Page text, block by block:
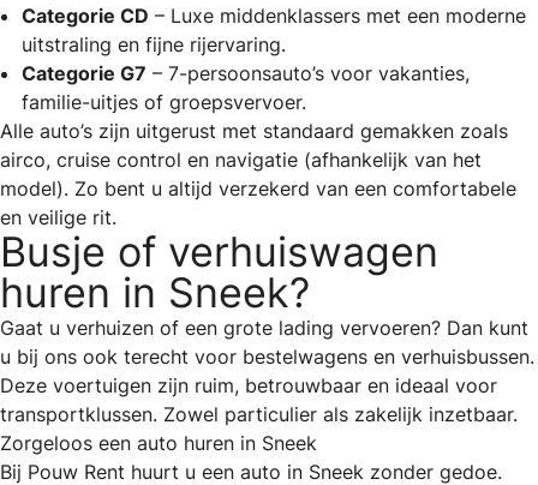
Categorie CD – Luxe middenklassers met een moderne
uitstraling en fijne rijervaring.
Categorie G7 – 7-persoonsauto’s voor vakanties,
familie-uitjes of groepsvervoer.
Alle auto’s zijn uitgerust met standaard gemakken zoals
airco, cruise control en navigatie (afhankelijk van het
model). Zo bent u altijd verzekerd van een comfortabele
en veilige rit.
Busje of verhuiswagen
huren in Sneek?
Gaat u verhuizen of een grote lading vervoeren? Dan kunt
u bij ons ook terecht voor bestelwagens en verhuisbussen.
Deze voertuigen zijn ruim, betrouwbaar en ideaal voor
transportklussen. Zowel particulier als zakelijk inzetbaar.
Zorgeloos een auto huren in Sneek
Bij Pouw Rent huurt u een auto in Sneek zonder gedoe.